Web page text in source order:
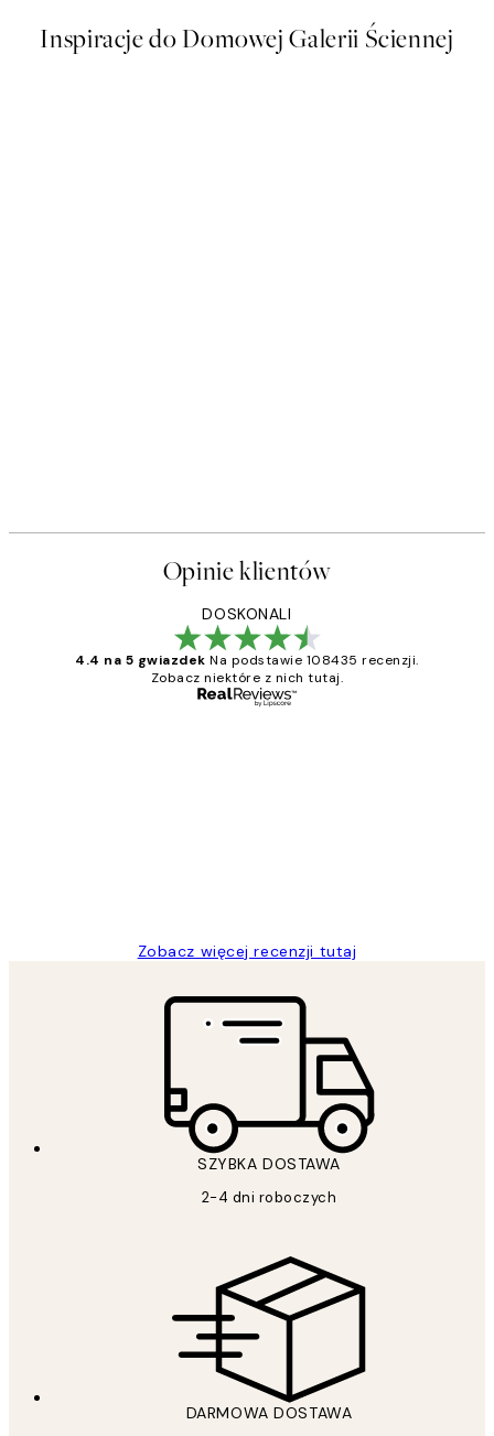
Inspiracje do Domowej Galerii Ściennej
Opinie klientów
DOSKONALI
4.4 na 5 gwiazdek Na podstawie 108435 recenzji.
Zobacz niektóre z nich tutaj.
Zobacz więcej recenzji tutaj
SZYBKA DOSTAWA
2-4 dni roboczych
DARMOWA DOSTAWA